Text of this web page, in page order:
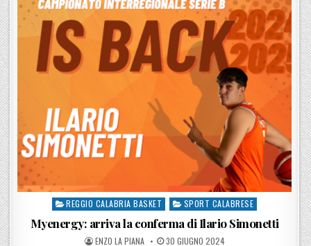
Posted in
REGGIO CALABRIA BASKET SPORT CALABRESE
Myenergy: arriva la conferma di Ilario Simonetti
POSTED BY
ENZO LA PIANA POSTED ON
30 GIUGNO 2024